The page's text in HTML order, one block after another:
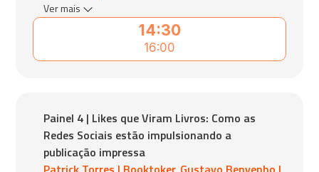
14:30
16:00
Ver mais
Painel 4 | Likes que Viram Livros: Como as
Redes Sociais estão impulsionando a
publicação impressa